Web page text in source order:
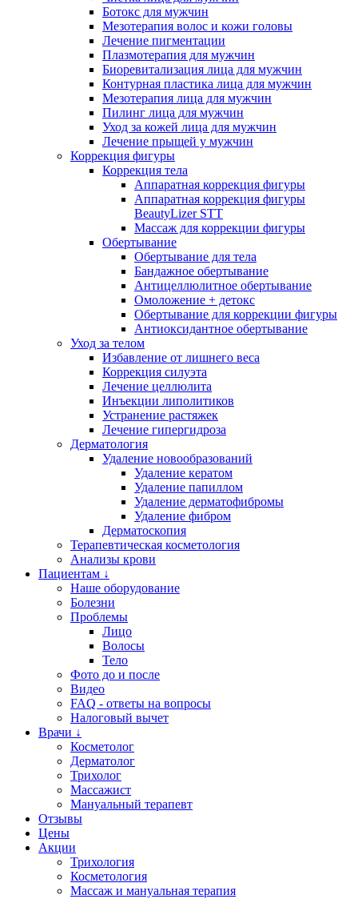
Ботокс для мужчин
Мезотерапия волос и кожи головы
Лечение пигментации
Плазмотерапия для мужчин
Биоревитализация лица для мужчин
Контурная пластика лица для мужчин
Мезотерапия лица для мужчин
Пилинг лица для мужчин
Уход за кожей лица для мужчин
Лечение прыщей у мужчин
Коррекция фигуры
Коррекция тела
Аппаратная коррекция фигуры
Аппаратная коррекция фигуры
BeautyLizer STT
Массаж для коррекции фигуры
Обертывание
Обертывание для тела
Бандажное обертывание
Антицеллюлитное обертывание
Омоложение + детокс
Обертывание для коррекции фигуры
Антиоксидантное обертывание
Уход за телом
Избавление от лишнего веса
Коррекция силуэта
Лечение целлюлита
Инъекции липолитиков
Устранение растяжек
Лечение гипергидроза
Дерматология
Удаление новообразований
Удаление кератом
Удаление папиллом
Удаление дерматофибромы
Удаление фибром
Дерматоскопия
Терапевтическая косметология
Анализы крови
Пациентам ↓
Наше оборудование
Болезни
Проблемы
Лицо
Волосы
Тело
Фото до и после
Видео
FAQ - ответы на вопросы
Налоговый вычет
Врачи ↓
Косметолог
Дерматолог
Трихолог
Массажист
Мануальный терапевт
Отзывы
Цены
Акции
Трихология
Косметология
Массаж и мануальная терапия